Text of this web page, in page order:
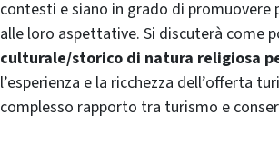
contesti e siano in grado di promuovere
alle loro aspettative. Si discuterà come
culturale/storico di natura religiosa
l’esperienza e la ricchezza dell’offerta
complesso rapporto tra turismo e